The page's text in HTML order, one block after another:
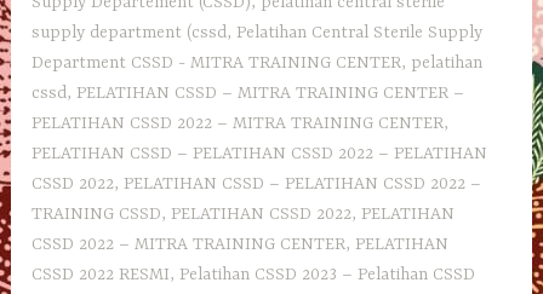
supply department (cssd, Pelatihan Central Sterile Supply
Department CSSD - MITRA TRAINING CENTER, pelatihan
cssd, PELATIHAN CSSD – MITRA TRAINING CENTER –
PELATIHAN CSSD 2022 – MITRA TRAINING CENTER,
PELATIHAN CSSD – PELATIHAN CSSD 2022 – PELATIHAN
CSSD 2022, PELATIHAN CSSD – PELATIHAN CSSD 2022 –
TRAINING CSSD, PELATIHAN CSSD 2022, PELATIHAN
CSSD 2022 – MITRA TRAINING CENTER, PELATIHAN
CSSD 2022 RESMI, Pelatihan CSSD 2023 – Pelatihan CSSD